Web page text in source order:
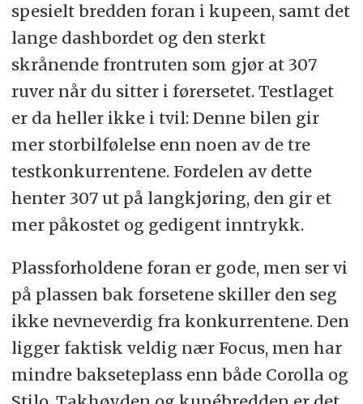
spesielt bredden foran i kupeen, samt det
lange dashbordet og den sterkt
skrånende frontruten som gjør at 307
ruver når du sitter i førersetet. Testlaget
er da heller ikke i tvil: Denne bilen gir
mer storbilfølelse enn noen av de tre
testkonkurrentene. Fordelen av dette
henter 307 ut på langkjøring, den gir et
mer påkostet og gedigent inntrykk.
Plassforholdene foran er gode, men ser vi
på plassen bak forsetene skiller den seg
ikke nevneverdig fra konkurrentene. Den
ligger faktisk veldig nær Focus, men har
mindre bakseteplass enn både Corolla og